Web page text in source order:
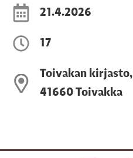
21.4.2026
17
Toivakan
41660 Toivakka